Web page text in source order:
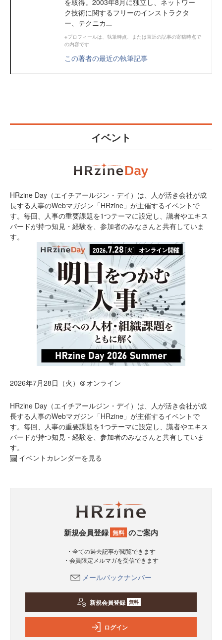
を取得。2003年8月に独立し、ネットワー
ク技術に関するフリーのインストラクタ
ー、テクニカ...
※プロフィールは、執筆時点、または直近の記事の寄稿時点で
の内容です
この著者の最近の執筆記事
イベント
HRzine Day（エイチアールジン・デイ）は、人が活き会社が成
長する人事のWebマガジン「HRzine」が主催するイベントで
す。毎回、人事の重要課題を1つテーマに設定し、識者やエキス
パードが持つ知見・経験を、参加者のみなさんと共有していま
す。
2026年7月28日（火）＠オンライン
HRzine Day（エイチアールジン・デイ）は、人が活き会社が成
長する人事のWebマガジン「HRzine」が主催するイベントで
す。毎回、人事の重要課題を1つテーマに設定し、識者やエキス
パードが持つ知見・経験を、参加者のみなさんと共有していま
す。
イベントカレンダーを見る
新規会員登録 無料 のご案内
・全ての過去記事が閲覧できます
・会員限定メルマガを受信できます
メールバックナンバー
新規会員登録 無料
ログイン